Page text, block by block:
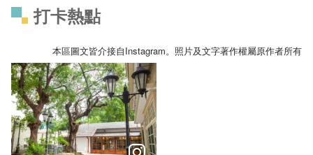
打卡熱點
本區圖文皆介接自Instagram。照片及文字著作權屬原作者所有